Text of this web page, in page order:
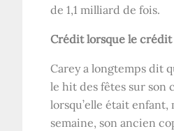
de 1,1 milliard de fois.
Crédit lorsque le crédit
Carey a longtemps dit
le hit des fêtes sur son
lorsqu’elle était enfant,
semaine, son ancien